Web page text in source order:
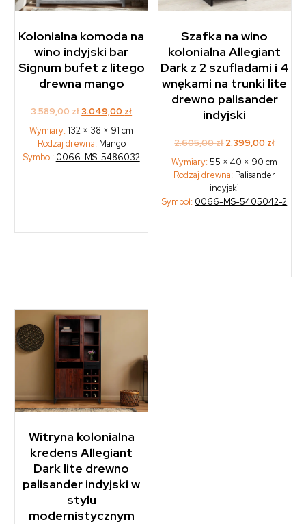
Kolonialna komoda na
wino indyjski bar
Signum bufet z litego
drewna mango
3.589,00złOriginal
price
was:
3.589,00 zł.
3.049,00 złCurrent
3.049,00 zł.
Wymiary:132 × 38 × 91 cm
Rodzaj drewna: Mango
Symbol: 0066-MS-5486032
Szafka na wino
kolonialna Allegiant
Dark z 2 szufladami i 4
wnękami na trunki lite
drewno palisander
indyjski
2.605,00zł Original
price
was:
2.605,00 zł.
2.399,00 zł
is:
Wymiary:55 × 40 × 90 cm
Rodzaj drewna: Palisander
indyjski
Symbol: 0066-MS-5405042-2
Witryna kolonialna
kredens Allegiant
Dark lite drewno
palisander indyjski w
stylu
modernistycznym